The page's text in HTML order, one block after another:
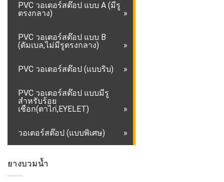
PVC วอเตอร์สต๊อป แบบ A (มีรู
ตรงกลาง)
PVC วอเตอร์สต๊อป แบบ B
(ดัมเบล,ไม่มีรูตรงกลาง)
PVC วอเตอร์สต๊อป (แบบริบ)
PVC วอเตอร์สต๊อป แบบมีรู
สำหรับร้อย
เชือก(ตาไก่,EYELET)
วอเตอร์สต๊อป (แบบพิเศษ)
ยางบวมน้ำ